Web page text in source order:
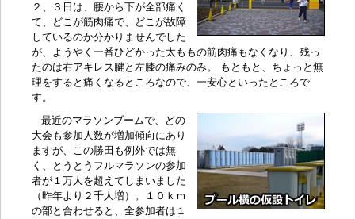
２、３日は、腰から下が全部痛く
て、どこが筋肉痛で、どこが故障
しているのか分かりませんでした
が、ようやく一番ひどかった太ももの筋肉痛もなくなり、残っ
たのは右アキレス腱と左膝の痛みのみ。 もともと、ちょっと無
理をすると痛くなるところなので、一安心といったところで
す。
最近のマラソンブームで、どの
大会も参加人数が増加傾向にあり
ますが、この勝田も例外では無
く、とうとうフルマラソンの参加
者が１万人を超えてしまいました
（昨年より２千人増）。１０ｋｍ
の部と合わせると、全参加者は１